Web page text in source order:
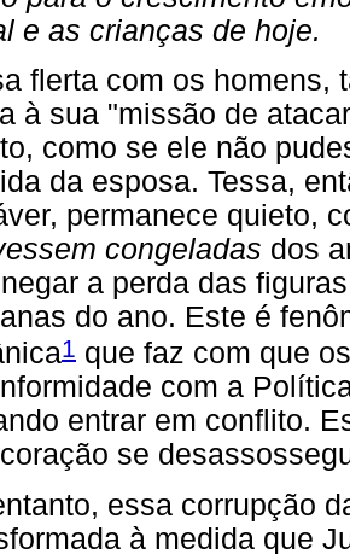
e as crianças de hoje.
flerta com os homens,
à sua "missão de
como se ele não
da esposa. Tessa,
permanece quieto,
congeladas dos
a perda das
do ano. Este é
1 que faz com que
com a
entrar em conflito.
se
essa corrupção
à medida que